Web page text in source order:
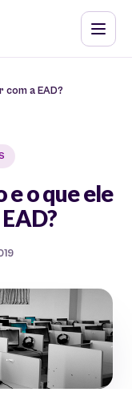
com a EAD?
e o que ele